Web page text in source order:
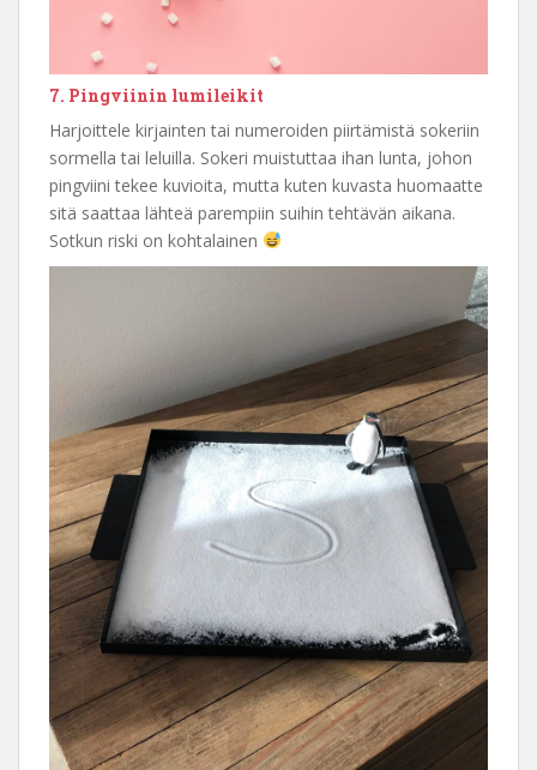
7. Pingviinin lumileikit
Harjoittele kirjainten tai numeroiden piirtämistä sokeriin
sormella tai leluilla. Sokeri muistuttaa ihan lunta, johon
pingviini tekee kuvioita, mutta kuten kuvasta huomaatte
sitä saattaa lähteä parempiin suihin tehtävän aikana.
Sotkun riski on kohtalainen